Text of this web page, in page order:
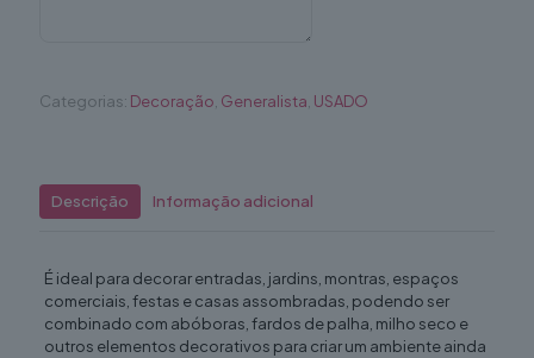
Categorias: Decoração, Generalista, USADO
Descrição Informação adicional
É ideal para decorar entradas, jardins, montras, espaços
comerciais, festas e casas assombradas, podendo ser
combinado com abóboras, fardos de palha, milho seco e
outros elementos decorativos para criar um ambiente ainda